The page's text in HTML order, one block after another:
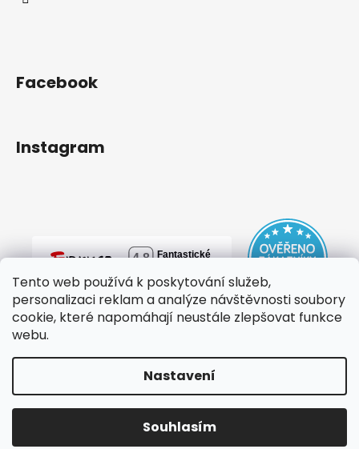
Tento web používá k poskytování služeb,
personalizaci reklam a analýze návštěvnosti soubory
cookie, které napomáhají neustále zlepšovat funkce
webu.
Nastavení
Souhlasím
Facebook
Instagram
Copyright 2026mylovebag. Všechna práva vyhrazena.
Upravit nastavení cookies